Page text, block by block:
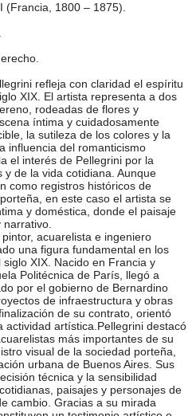
(Francia, 1800 – 1875).
refleja con claridad el espíritu
XIX. El artista representa a dos
rodeadas de flores y
íntima y cuidadosamente
la sutileza de los colores y la
influencia del romanticismo
el interés de Pellegrini por la
de la vida cotidiana. Aunque
como registros históricos de
en este caso el artista se
y doméstica, donde el paisaje
narrativo.
acuarelista e ingeniero
una figura fundamental en los
XIX. Nacido en Francia y
Politécnica de París, llegó a
por el gobierno de Bernardino
de infraestructura y obras
de su contrato, orientó
actividad artística.Pellegrini destacó
más importantes de su
visual de la sociedad porteña,
urbana de Buenos Aires. Sus
técnica y la sensibilidad
paisajes y personajes de
cambio. Gracias a su mirada